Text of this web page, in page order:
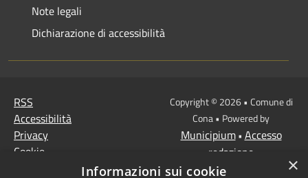
Note legali
Dichiarazione di accessibilità
RSS
Accessibilità
Privacy
Cookie
Copyright © 2026 • Comune di
Cona • Powered by
Municipium• Accesso
redazione
×
Informazioni sui cookie